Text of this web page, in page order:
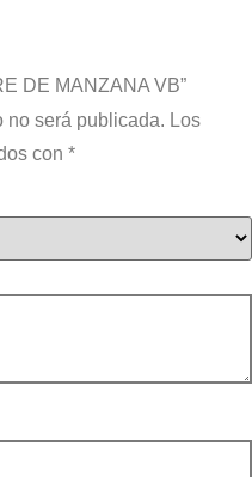
DE MANZANA VB”
no será publicada. Los
con *